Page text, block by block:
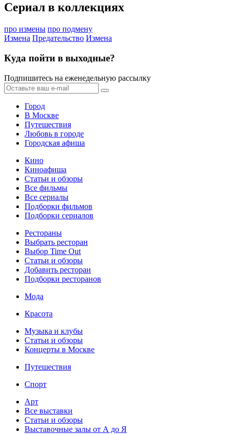
Сериал в коллекциях
про измены про подмену
Измена Предательство Измена
Куда пойти в выходные?
Подпишитесь на еженедельную рассылку
Город
В Москве
Путешествия
Любовь в городе
Городская афиша
Кино
Киноафиша
Статьи и обзоры
Все фильмы
Все сериалы
Подборки фильмов
Подборки сериалов
Рестораны
Выбрать ресторан
Выбор Time Out
Статьи и обзоры
Добавить ресторан
Подборки ресторанов
Мода
Красота
Музыка и клубы
Статьи и обзоры
Концерты в Москве
Путешествия
Спорт
Арт
Все выставки
Статьи и обзоры
Выставочные залы от А до Я